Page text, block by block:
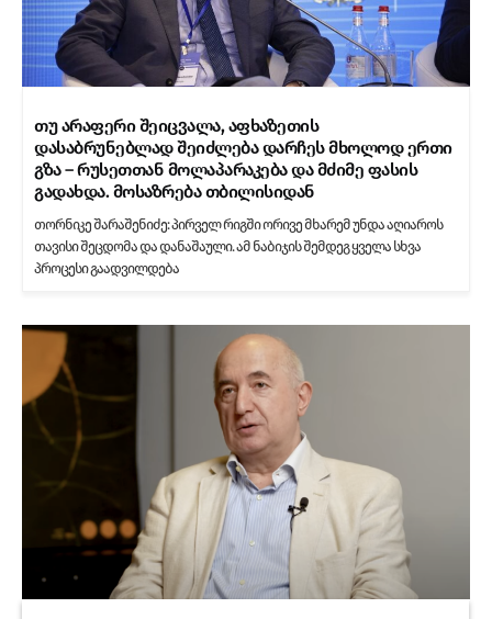
თუ არაფერი შეიცვალა, აფხაზეთის
დასაბრუნებლად შეიძლება დარჩეს მხოლოდ ერთი
გზა – რუსეთთან მოლაპარაკება და მძიმე ფასის
გადახდა. მოსაზრება თბილისიდან
თორნიკე შარაშენიძე: პირველ რიგში ორივე მხარემ უნდა აღიაროს
თავისი შეცდომა და დანაშაული. ამ ნაბიჯის შემდეგ ყველა სხვა
პროცესი გაადვილდება